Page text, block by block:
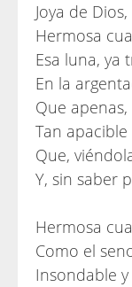
Joya de
Hermosa
Esa luna, ya
En la
Que
Tan
Que,
Y, sin saber
Hermosa
Como el
Insondable